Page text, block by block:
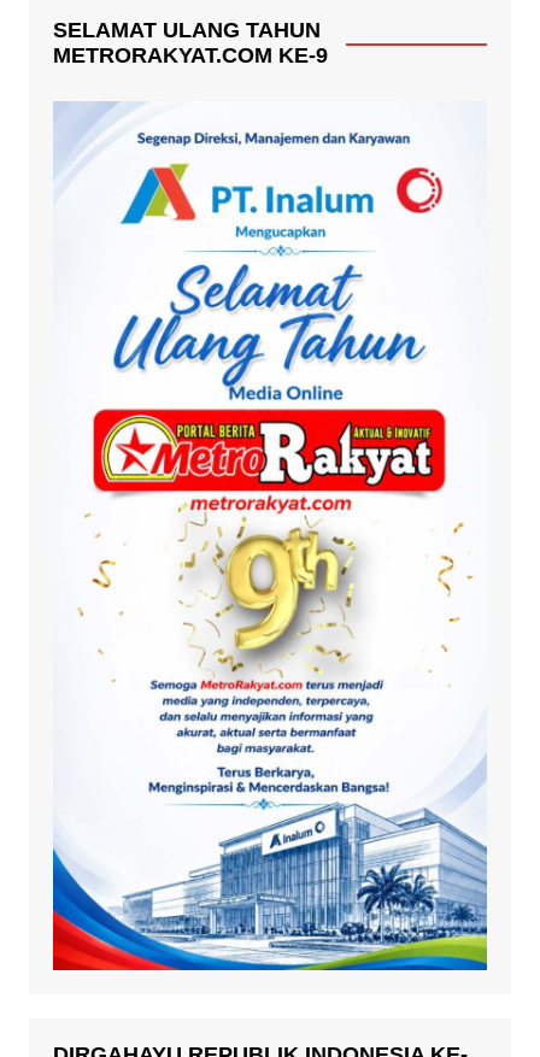
SELAMAT ULANG TAHUN
METRORAKYAT.COM KE-9